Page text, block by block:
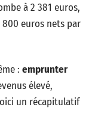
à 2 381 euros,
euros nets par
: emprunter
élevé,
un récapitulatif